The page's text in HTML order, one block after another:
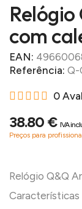
com
EAN:
Referência: Q-
0
38.80 € IVA
Preços para
Relógio Q&Q
Características